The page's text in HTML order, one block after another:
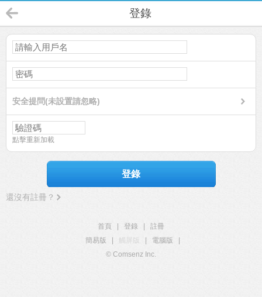
登錄
安全提問(未設置請忽略)
點擊重新加載
登錄
還沒有註冊？
首頁 登錄
註冊
簡易版
觸屏版 電腦版
© Comsenz Inc.